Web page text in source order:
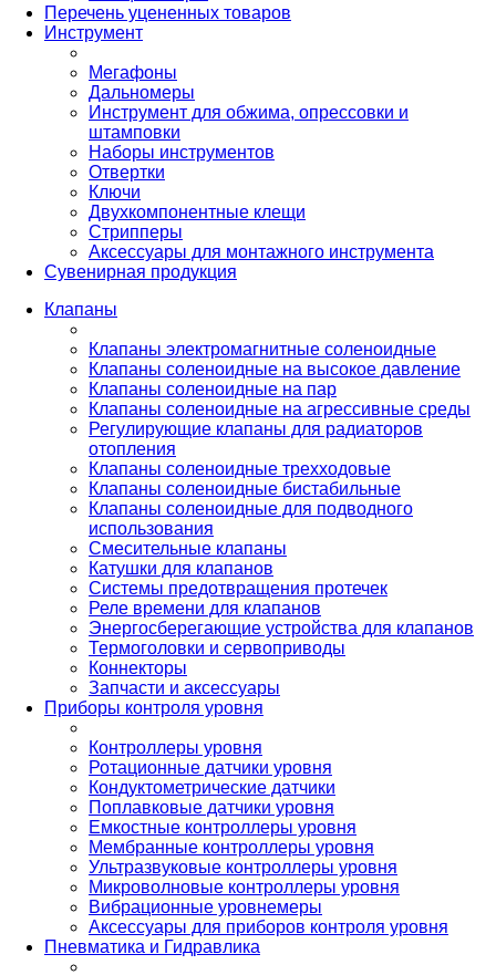
Перечень уцененных товаров
Инструмент
Мегафоны
Дальномеры
Инструмент для обжима, опрессовки и
штамповки
Наборы инструментов
Отвертки
Ключи
Двухкомпонентные клещи
Стрипперы
Аксессуары для монтажного инструмента
Сувенирная продукция
Клапаны
Клапаны электромагнитные соленоидные
Клапаны соленоидные на высокое давление
Клапаны соленоидные на пар
Клапаны соленоидные на агрессивные среды
Регулирующие клапаны для радиаторов
отопления
Клапаны соленоидные трехходовые
Клапаны соленоидные бистабильные
Клапаны соленоидные для подводного
использования
Смесительные клапаны
Катушки для клапанов
Системы предотвращения протечек
Реле времени для клапанов
Энергосберегающие устройства для клапанов
Термоголовки и сервоприводы
Коннекторы
Запчасти и аксессуары
Приборы контроля уровня
Контроллеры уровня
Ротационные датчики уровня
Кондуктометрические датчики
Поплавковые датчики уровня
Емкостные контроллеры уровня
Мембранные контроллеры уровня
Ультразвуковые контроллеры уровня
Микроволновые контроллеры уровня
Вибрационные уровнемеры
Аксессуары для приборов контроля уровня
Пневматика и Гидравлика